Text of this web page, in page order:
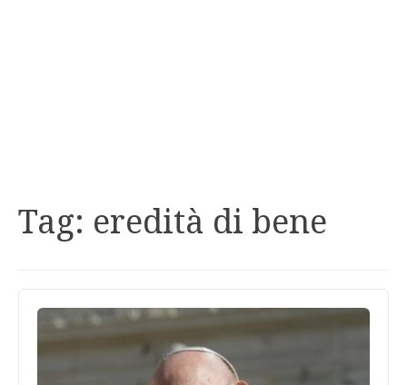
Tag: eredità di bene